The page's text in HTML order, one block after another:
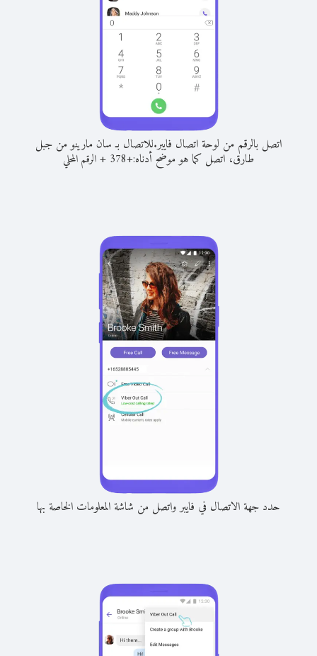
اتصل بالرقم من لوحة اتصال فايبر.للاتصال بـ سان مارينو من جبل
طارق، اتصل كما هو موضح أدناه:+
378
+الرقم المحلي
حدد جهة الاتصال في فايبر واتصل من شاشة المعلومات الخاصة بها